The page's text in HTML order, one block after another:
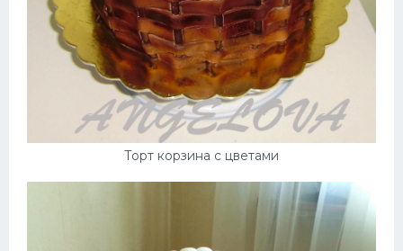
Торт корзина с цветами